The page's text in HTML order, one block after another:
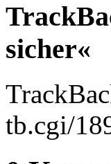
sicher«
tb.cgi/